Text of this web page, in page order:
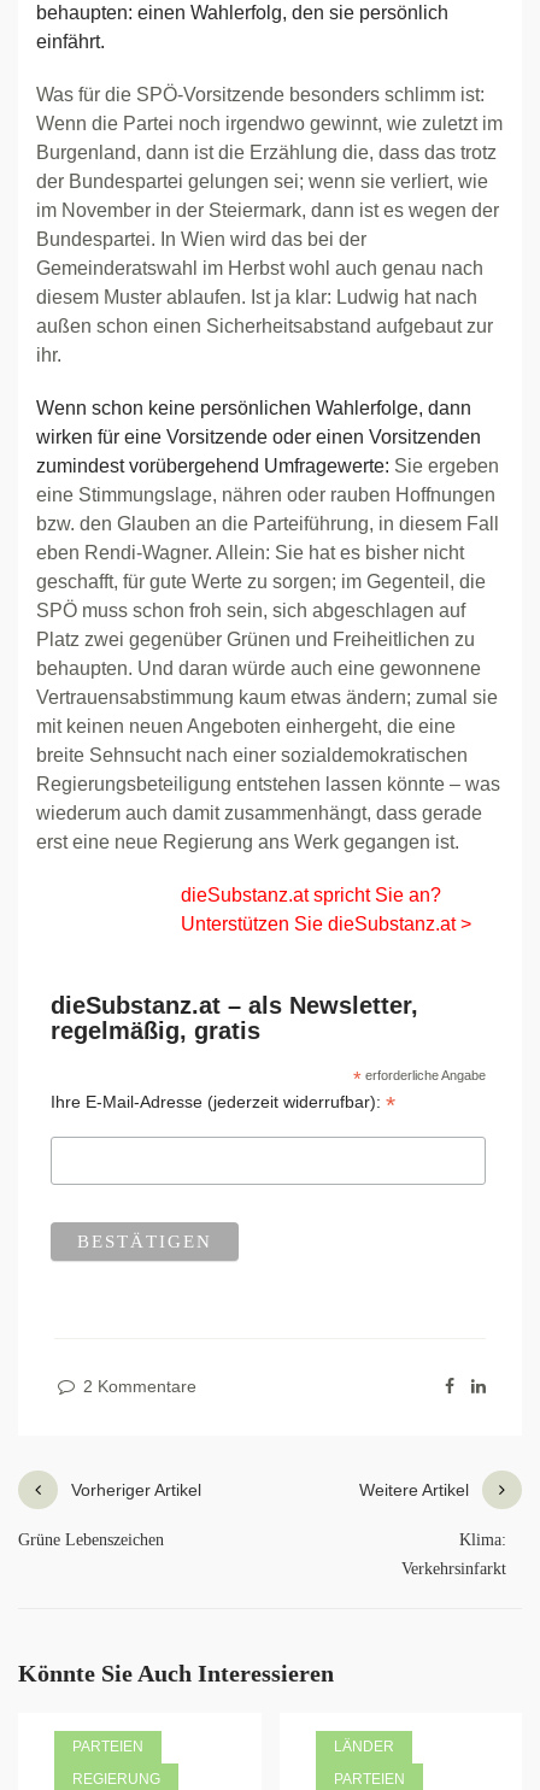
behaupten: einen Wahlerfolg, den sie persönlich
einfährt.
Was für die SPÖ-Vorsitzende besonders schlimm ist:
Wenn die Partei noch irgendwo gewinnt, wie zuletzt im
Burgenland, dann ist die Erzählung die, dass das trotz
der Bundespartei gelungen sei; wenn sie verliert, wie
im November in der Steiermark, dann ist es wegen der
Bundespartei. In Wien wird das bei der
Gemeinderatswahl im Herbst wohl auch genau nach
diesem Muster ablaufen. Ist ja klar: Ludwig hat nach
außen schon einen Sicherheitsabstand aufgebaut zur
ihr.
Wenn schon keine persönlichen Wahlerfolge, dann
wirken für eine Vorsitzende oder einen Vorsitzenden
zumindest vorübergehend Umfragewerte: Sie ergeben
eine Stimmungslage, nähren oder rauben Hoffnungen
bzw. den Glauben an die Parteiführung, in diesem Fall
eben Rendi-Wagner. Allein: Sie hat es bisher nicht
geschafft, für gute Werte zu sorgen; im Gegenteil, die
SPÖ muss schon froh sein, sich abgeschlagen auf
Platz zwei gegenüber Grünen und Freiheitlichen zu
behaupten. Und daran würde auch eine gewonnene
Vertrauensabstimmung kaum etwas ändern; zumal sie
mit keinen neuen Angeboten einhergeht, die eine
breite Sehnsucht nach einer sozialdemokratischen
Regierungsbeteiligung entstehen lassen könnte – was
wiederum auch damit zusammenhängt, dass gerade
erst eine neue Regierung ans Werk gegangen ist.
dieSubstanz.at spricht Sie an?
Unterstützen Sie dieSubstanz.at >
dieSubstanz.at – als Newsletter,
regelmäßig, gratis
*erforderliche Angabe
Ihre E-Mail-Adresse (jederzeit widerrufbar): *
2 Kommentare
Vorheriger Artikel
Grüne Lebenszeichen
Weitere Artikel
Klima:
Verkehrsinfarkt
Könnte Sie Auch Interessieren
PARTEIEN
REGIERUNG
LÄNDER
PARTEIEN